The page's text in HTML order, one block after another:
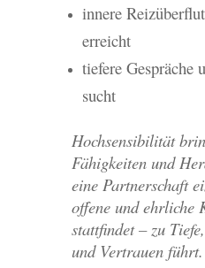
innere
erreicht
tiefere Gespräche
sucht
Hochsensibilität
Fähigkeiten und
eine Partnerschaft
offene und ehrliche
stattfindet – zu
und Vertrauen führt.